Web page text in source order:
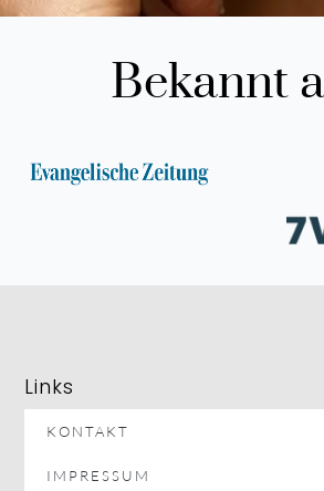
Bekannt
Links
KONTAKT
IMPRESSUM